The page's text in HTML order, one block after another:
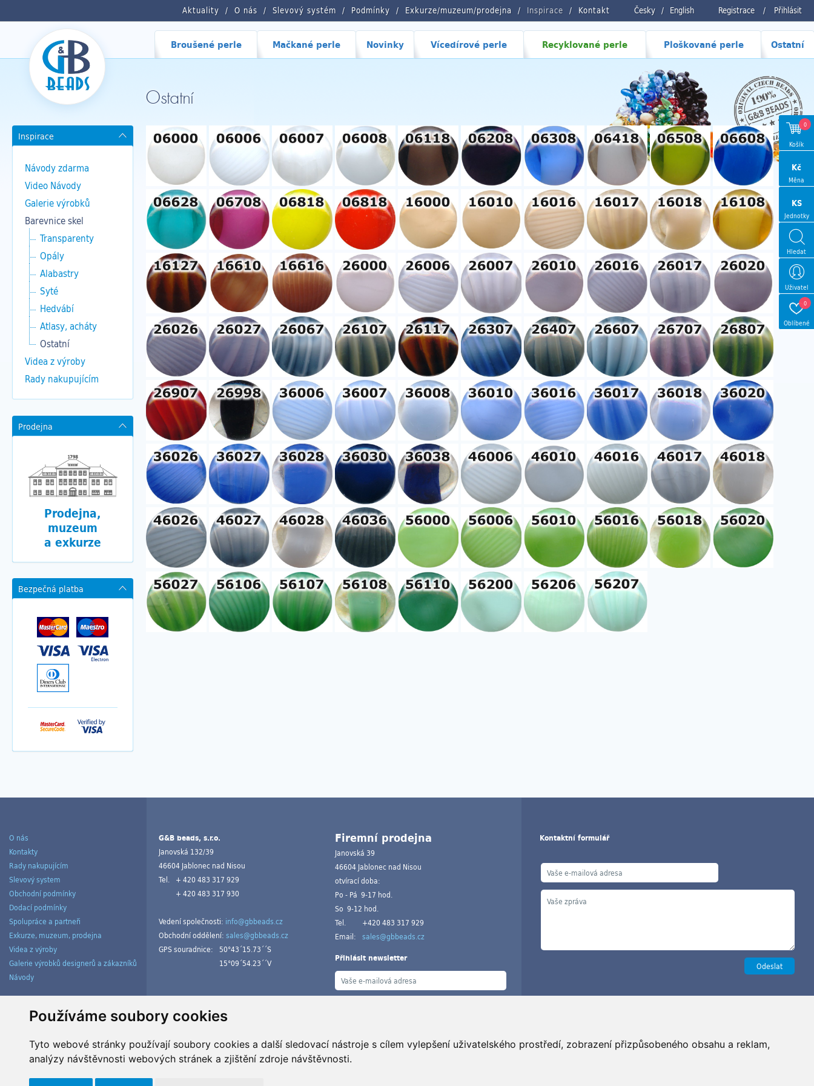
Používáme soubory cookies
Tyto webové stránky používají soubory cookies a další sledovací nástroje s cílem vylepšení uživatelského prostředí, zobrazení přizpůsobeného obsahu a reklam,
analýzy návštěvnosti webových stránek a zjištění zdroje návštěvnosti.
Registrace / Přihlásit
Česky / English
Aktuality O nás Slevový systém Podmínky Exkurze/muzeum/prodejna Inspirace Kontakt
Broušené perle Mačkané perle Novinky Vícedírové perle Recyklované perle Ploškované perle Ostatní
Ostatní
Inspirace
Návody zdarma
Video Návody
Galerie výrobků
Barevnice skel
Transparenty
Opály
Alabastry
Syté
Hedvábí
Atlasy, acháty
Ostatní
Videa z výroby
Rady nakupujícím
Prodejna
Prodejna,
muzeum
a exkurze
Bezpečná platba
0
Košík
Kč
Měna
KS
Jednotky
Hledat
Uživatel
0
Oblíbené
O nás
Kontakty
Rady nakupujícím
Slevový system
Obchodní podmínky
Dodací podmínky
Spolupráce a partneři
Exkurze, muzeum, prodejna
Videa z výroby
Galerie výrobků designerů a zákazníků
Návody
G&B beads, s.r.o.
Janovská 132/39
46604 Jablonec nad Nisou
Tel.
+ 420 483 317 929
+ 420 483 317 930
Vedení společnosti: info@gbbeads.cz
Obchodní oddělení: sales@gbbeads.cz
GPS souradnice:
50°43´15.73´´S
15°09´54.23´´V
Firemní prodejna
Janovská 39
46604 Jablonec nad Nisou
otvírací doba:
Po - Pá 9-17 hod.
So 9-12 hod.
Tel.
+420 483 317 929
Email:
sales@gbbeads.cz
Přihlásit newsletter
Kontaktní formulář
Copyright ©2026 G&B Beads, s.r.o., vyrobilSimopt, s.r.o.
Všechna práva vyhrazena / All rights reserved